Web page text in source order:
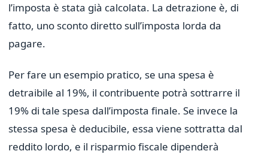
l’imposta è stata già calcolata. La detrazione è, di
fatto, uno sconto diretto sull’imposta lorda da
pagare.
Per fare un esempio pratico, se una spesa è
detraibile al 19%, il contribuente potrà sottrarre il
19% di tale spesa dall’imposta finale. Se invece la
stessa spesa è deducibile, essa viene sottratta dal
reddito lordo, e il risparmio fiscale dipenderà